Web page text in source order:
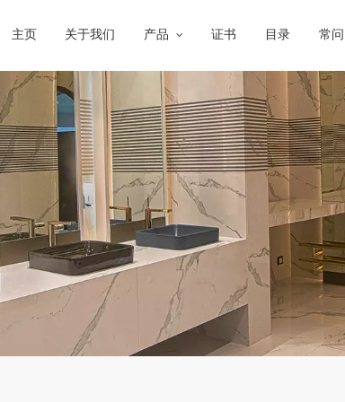
主页 关于我们 产品 证书 目录 常